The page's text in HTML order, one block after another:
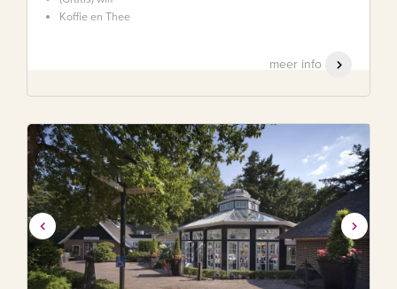
Koffie en Thee
meer info